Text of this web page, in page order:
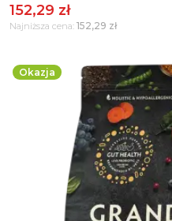
152,29 zł
Najniższa cena: 152,29 zł
Okazja